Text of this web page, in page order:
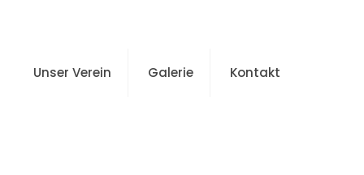
Unser Verein Galerie Kontakt